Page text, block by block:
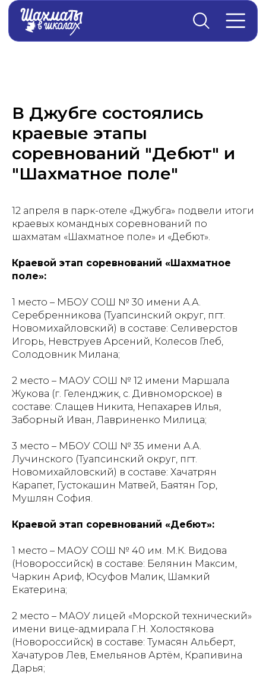
В Джубге состоялись
краевые этапы
соревнований "Дебют" и
"Шахматное поле"
12 апреля в парк-отеле «Джубга» подвели итоги
краевых командных соревнований по
шахматам «Шахматное поле» и «Дебют».
Краевой этап соревнований «Шахматное
поле»:
1 место – МБОУ СОШ № 30 имени А.А.
Серебренникова (Туапсинский округ, пгт.
Новомихайловский) в составе: Селиверстов
Игорь, Невструев Арсений, Колесов Глеб,
Солодовник Милана;
2 место – МАОУ СОШ № 12 имени Маршала
Жукова (г. Геленджик, с. Дивноморское) в
составе: Слащев Никита, Непахарев Илья,
Заборный Иван, Лавриненко Милица;
3 место – МБОУ СОШ № 35 имени А.А.
Лучинского (Туапсинский округ, пгт.
Новомихайловский) в составе: Хачатрян
Карапет, Густокашин Матвей, Баятян Гор,
Мушлян София.
Краевой этап соревнований «Дебют»:
1 место – МАОУ СОШ № 40 им. М.К. Видова
(Новороссийск) в составе: Белянин Максим,
Чаркин Ариф, Юсуфов Малик, Шамкий
Екатерина;
2 место – МАОУ лицей «Морской технический»
имени вице-адмирала Г.Н. Холостякова
(Новороссийск) в составе: Тумасян Альберт,
Хачатуров Лев, Емельянов Артём, Крапивина
Дарья;